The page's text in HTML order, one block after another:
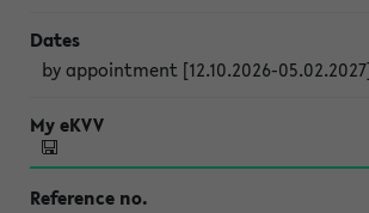
by appointment [12.10.2026-